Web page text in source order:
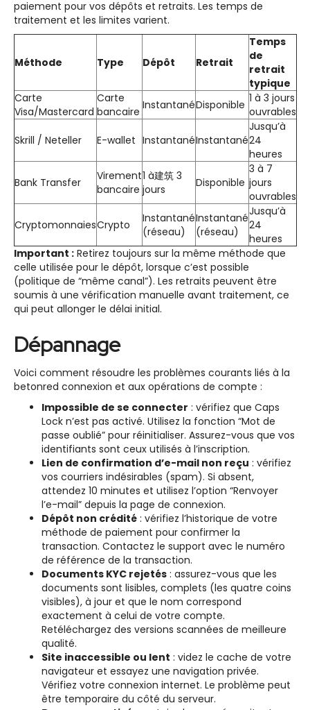
paiement pour vos dépôts et retraits. Les temps de
traitement et les limites varient.
Méthode Type Dépôt Retrait
Temps
de
retrait
typique
Carte
Visa/Mastercard
Carte
bancaire InstantanéDisponible 1 à 3 jours
ouvrables
Skrill / Neteller E-wallet InstantanéInstantané
Jusqu’à
24
heures
Bank Transfer
Virement
bancaire
1 à建筑 3
jours
Disponible
3 à 7
jours
ouvrables
CryptomonnaiesCrypto
Instantané
(réseau)
Instantané
(réseau)
Jusqu’à
24
heures
Important : Retirez toujours sur la même méthode que
celle utilisée pour le dépôt, lorsque c’est possible
(politique de “même canal”). Les retraits peuvent être
soumis à une vérification manuelle avant traitement, ce
qui peut allonger le délai initial.
Dépannage
Voici comment résoudre les problèmes courants liés à la
betonred connexion et aux opérations de compte :
Impossible de se connecter : vérifiez que Caps
Lock n’est pas activé. Utilisez la fonction “Mot de
passe oublié” pour réinitialiser. Assurez-vous que vos
identifiants sont ceux utilisés à l’inscription.
Lien de confirmation d’e-mail non reçu : vérifiez
vos courriers indésirables (spam). Si absent,
attendez 10 minutes et utilisez l’option “Renvoyer
l’e-mail” depuis la page de connexion.
Dépôt non crédité : vérifiez l’historique de votre
méthode de paiement pour confirmer la
transaction. Contactez le support avec le numéro
de référence de la transaction.
Documents KYC rejetés : assurez-vous que les
documents sont lisibles, complets (les quatre coins
visibles), à jour et que le nom correspond
exactement à celui de votre compte.
Retéléchargez des versions scannées de meilleure
qualité.
Site inaccessible ou lent : videz le cache de votre
navigateur et essayez une navigation privée.
Vérifiez votre connexion internet. Le problème peut
être temporaire du côté du serveur.